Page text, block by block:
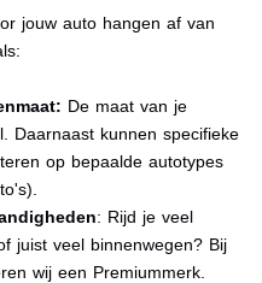
jouw auto hangen af van
De maat van je
Daarnaast kunnen specifieke
op bepaalde autotypes
: Rijd je veel
juist veel binnenwegen? Bij
wij een Premiummerk.